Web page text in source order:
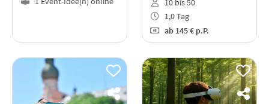
1,0 Tag
ab145 € p.P.